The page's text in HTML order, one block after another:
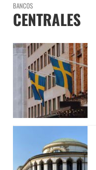
BANCOS
CENTRALES